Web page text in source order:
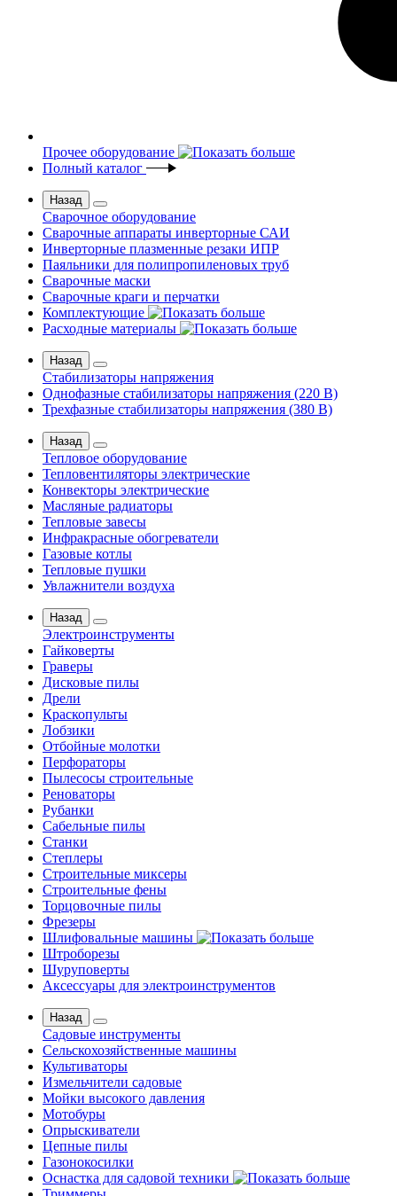
Прочее оборудование
Полный каталог
Назад
Сварочное оборудование
Сварочные аппараты инверторные САИ
Инверторные плазменные резаки ИПР
Паяльники для полипропиленовых труб
Сварочные маски
Сварочные краги и перчатки
Комплектующие
Расходные материалы
Назад
Стабилизаторы напряжения
Однофазные стабилизаторы напряжения (220 В)
Трехфазные стабилизаторы напряжения (380 В)
Назад
Тепловое оборудование
Тепловентиляторы электрические
Конвекторы электрические
Масляные радиаторы
Тепловые завесы
Инфракрасные обогреватели
Газовые котлы
Тепловые пушки
Увлажнители воздуха
Назад
Электроинструменты
Гайковерты
Граверы
Дисковые пилы
Дрели
Краскопульты
Лобзики
Отбойные молотки
Перфораторы
Пылесосы строительные
Реноваторы
Рубанки
Сабельные пилы
Станки
Степлеры
Строительные миксеры
Строительные фены
Торцовочные пилы
Фрезеры
Шлифовальные машины
Штроборезы
Шуруповерты
Аксессуары для электроинструментов
Назад
Садовые инструменты
Сельскохозяйственные машины
Культиваторы
Измельчители садовые
Мойки высокого давления
Мотобуры
Опрыскиватели
Цепные пилы
Газонокосилки
Оснастка для садовой техники